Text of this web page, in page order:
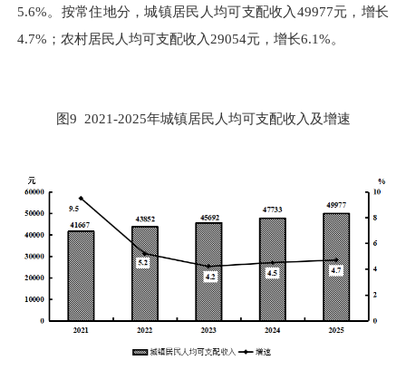
5.6%。按常住地分，城镇居民人均可支配收入 49977元，增长
4.7% ；农村居民人均可支配收入 29054元，增长6.1%。
图9 2021-2025年城镇居民人均可支配收入及增速